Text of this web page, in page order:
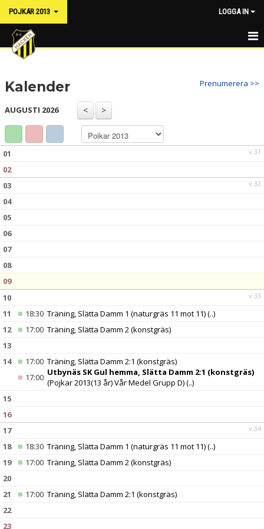
POJKAR 2013 LOGGA IN
HEM
NYHETER
KALENDER
GÄSTBOK
DOKUMENT
KONTAKT
Prenumerera >>
Kalender
AUGUSTI 2026
v.31
01
02
v.32
03
04
05
06
07
08
09
v.33
10
11
18:30 Träning, Slätta Damm 1 (naturgräs 11 mot 11)(..)
12
17:00 Träning, Slätta Damm 2 (konstgräs)
13
14
17:00 Träning, Slätta Damm 2:1 (konstgräs)
17:00 Utbynäs SK Gul hemma, Slätta Damm 2:1 (konstgräs)
(Pojkar 2013(13 år) Vår Medel Grupp D)(..)
15
16
v.34
17
18
18:30 Träning, Slätta Damm 1 (naturgräs 11 mot 11)(..)
19
17:00 Träning, Slätta Damm 2 (konstgräs)
20
21
17:00 Träning, Slätta Damm 2:1 (konstgräs)
22
23